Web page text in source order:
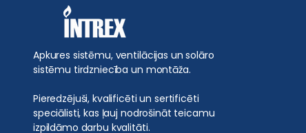
Apkures sistēmu, ventilācijas un solāro
sistēmu tirdzniecība un montāža.
Pieredzējuši, kvalificēti un sertificēti
speciālisti, kas ļauj nodrošināt teicamu
izpildāmo darbu kvalitāti.